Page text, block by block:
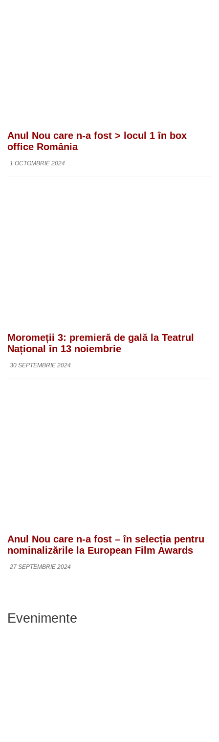
Anul Nou care n-a fost > locul 1 în box
office România
1 OCTOMBRIE 2024
Moromeții 3: premieră de gală la Teatrul
Național în 13 noiembrie
30 SEPTEMBRIE 2024
Anul Nou care n-a fost – în selecția pentru
nominalizările la European Film Awards
27 SEPTEMBRIE 2024
Evenimente